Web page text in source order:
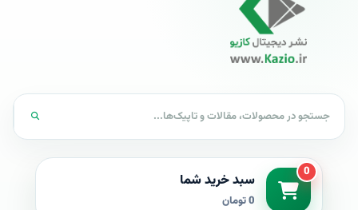
0 سبد خرید شما
0 تومان